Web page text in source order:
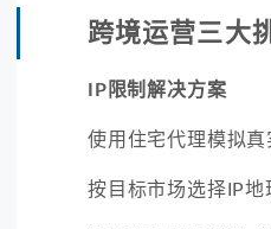
跨境运营三大
IP限制解决方案
使用住宅代理模拟真
按目标市场选择IP地